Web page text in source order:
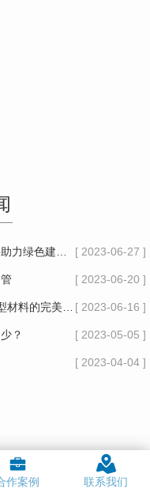
[ 2023-06-27 ]
成都钢骨架复合管：全新的建筑材料助力绿色建筑新发展
[ 2023-06-20 ]
[ 2023-06-16 ]
成都钢骨架复合管: 先进技术结合新型材料的完美融合
[ 2023-05-05 ]
？
[ 2023-04-04 ]
作案例 联系我们